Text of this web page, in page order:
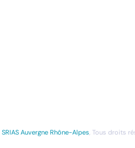
SRIAS Auvergne Rhône-Alpes, Tous droits